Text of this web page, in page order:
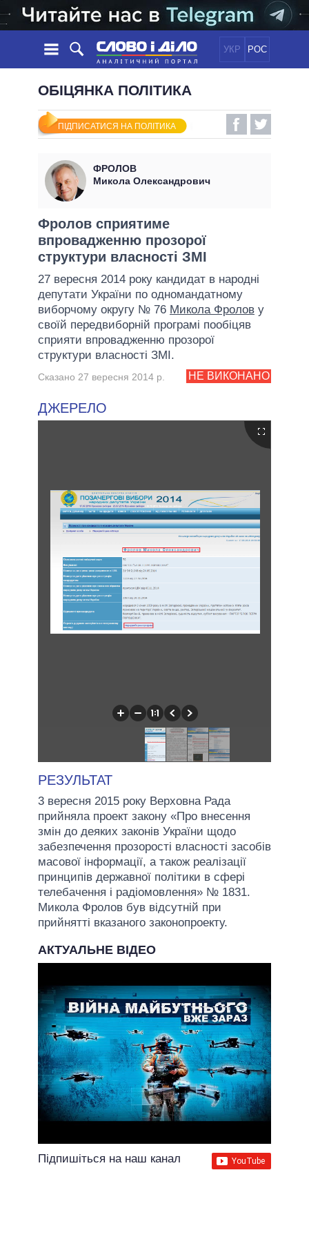
УКР РОС
НОВИНИ
СТРІЧКА
ПОДІЇ
СТАТТІ
ДУМКИ
ОГЛЯДИ
ДАЙДЖЕСТИ
ПОЛІТИКА
ЕКОНОМІКА
СВІТ
ОБIЦЯНКИ
УСІ ПОЛІТИКИ
ПРЕЗИДЕНТ І ОФІС
ВЕРХОВНА РАДА
КАБІНЕТ МІНІСТРІВ
ГОЛОВИ ОБЛАДМІНІСТРАЦІЙ
МЕРИ МІСТ
ВСІ ПЕРСОНИ
ІНФОГРАФІКА
ПІДТРИМАТИ
ОБІЦЯНКА ПОЛІТИКА
ПІДПИСАТИСЯ НА ПОЛІТИКА
ФРОЛОВ
Микола Олександрович
Фролов сприятиме
впровадженню прозорої
структури власності ЗМІ
27 вересня 2014 року кандидат в народні
депутати України по одномандатному
виборчому округу № 76 Микола Фролов у
своїй передвиборній програмі пообіцяв
сприяти впровадженню прозорої
структури власності ЗМІ.
НЕ ВИКОНАНО
Сказано 27 вересня 2014 р.
ДЖЕРЕЛО
РЕЗУЛЬТАТ
3 вересня 2015 року Верховна Рада
прийняла проект закону «Про внесення
змін до деяких законів України щодо
забезпечення прозорості власності засобів
масової інформації, а також реалізації
принципів державної політики в сфері
телебачення і радіомовлення» № 1831.
Микола Фролов був відсутній при
прийнятті вказаного законопроекту.
АКТУАЛЬНЕ ВІДЕО
Підпишіться на наш канал